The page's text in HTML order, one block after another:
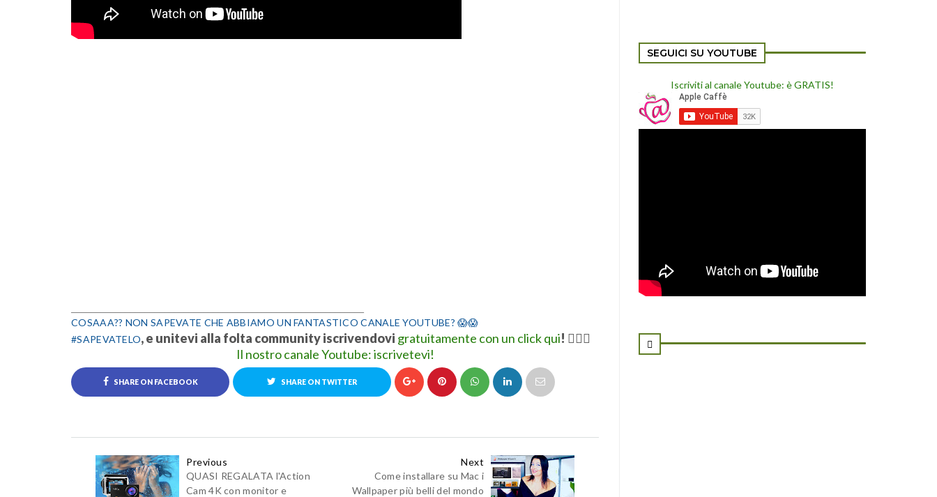
COSAAA?? NON SAPEVATE CHE ABBIAMO UN FANTASTICO CANALE YOUTUBE? 😱😱
#SAPEVATELO, e unitevi alla folta community iscrivendovi gratuitamente con un click qui! 👍🏻💋
Il nostro canale Youtube: iscrivetevi!
SHARE ON FACEBOOK SHARE ON TWITTER
Next
Come installare su Mac i
Wallpaper più belli del mondo
Previous
QUASI REGALATA l'Action
Cam 4K con monitor e
SEGUICI SU YOUTUBE
Iscriviti al canale Youtube: è GRATIS!
